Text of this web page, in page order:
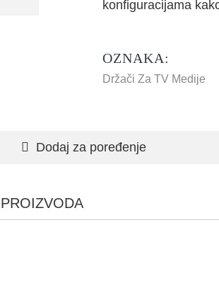
konfiguracijama
OZNAKA:
Držači Za TV Medije
Dodaj za poređenje